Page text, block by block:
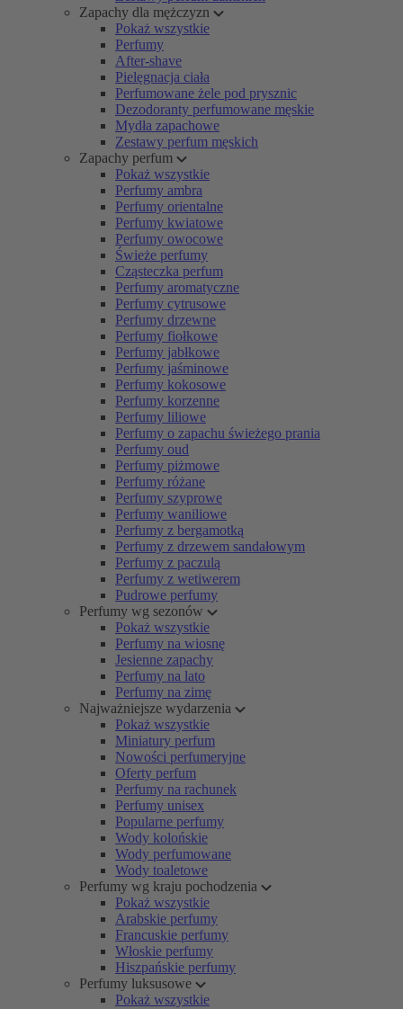
Zapachy dla mężczyzn
Pokaż wszystkie
Perfumy
After-shave
Pielęgnacja ciała
Perfumowane żele pod prysznic
Dezodoranty perfumowane męskie
Mydła zapachowe
Zestawy perfum męskich
Zapachy perfum
Pokaż wszystkie
Perfumy ambra
Perfumy orientalne
Perfumy kwiatowe
Perfumy owocowe
Świeże perfumy
Cząsteczka perfum
Perfumy aromatyczne
Perfumy cytrusowe
Perfumy drzewne
Perfumy fiołkowe
Perfumy jabłkowe
Perfumy jaśminowe
Perfumy kokosowe
Perfumy korzenne
Perfumy liliowe
Perfumy o zapachu świeżego prania
Perfumy oud
Perfumy piżmowe
Perfumy różane
Perfumy szyprowe
Perfumy waniliowe
Perfumy z bergamotką
Perfumy z drzewem sandałowym
Perfumy z paczulą
Perfumy z wetiwerem
Pudrowe perfumy
Perfumy wg sezonów
Pokaż wszystkie
Perfumy na wiosnę
Jesienne zapachy
Perfumy na lato
Perfumy na zimę
Najważniejsze wydarzenia
Pokaż wszystkie
Miniatury perfum
Nowości perfumeryjne
Oferty perfum
Perfumy na rachunek
Perfumy unisex
Popularne perfumy
Wody kolońskie
Wody perfumowane
Wody toaletowe
Perfumy wg kraju pochodzenia
Pokaż wszystkie
Arabskie perfumy
Francuskie perfumy
Włoskie perfumy
Hiszpańskie perfumy
Perfumy luksusowe
Pokaż wszystkie